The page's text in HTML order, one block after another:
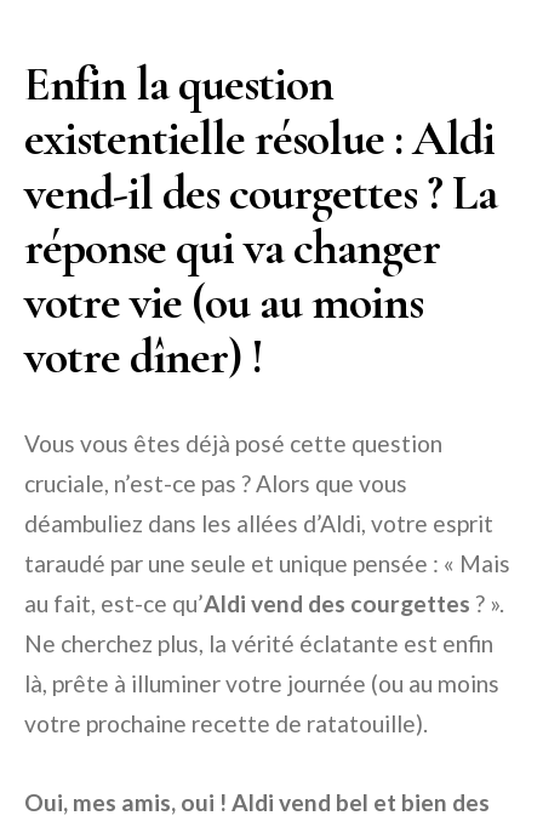
Enfin la question
existentielle résolue : Aldi
vend-il des courgettes ? La
réponse qui va changer
votre vie (ou au moins
votre dîner) !
Vous vous êtes déjà posé cette question
cruciale, n’est-ce pas ? Alors que vous
déambuliez dans les allées d’Aldi, votre esprit
taraudé par une seule et unique pensée : « Mais
au fait, est-ce qu’Aldi vend des courgettes ? ».
Ne cherchez plus, la vérité éclatante est enfin
là, prête à illuminer votre journée (ou au moins
votre prochaine recette de ratatouille).
Oui, mes amis, oui ! Aldi vend bel et bien des